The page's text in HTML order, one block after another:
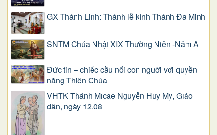
GX Thánh Linh: Thánh lễ kính Thánh Đa Minh
SNTM Chúa Nhật XIX Thường Niên -Năm A
Đức tin – chiếc cầu nối con người với quyền
năng Thiên Chúa
VHTK Thánh Micae Nguyễn Huy Mỹ, Giáo
dân, ngày 12.08